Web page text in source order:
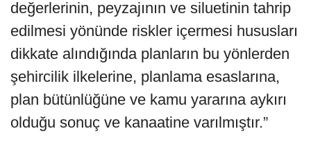
değerlerinin, peyzajının ve siluetinin tahrip
edilmesi yönünde riskler içermesi hususları
dikkate alındığında planların bu yönlerden
şehircilik ilkelerine, planlama esaslarına,
plan bütünlüğüne ve kamu yararına aykırı
olduğu sonuç ve kanaatine varılmıştır.”